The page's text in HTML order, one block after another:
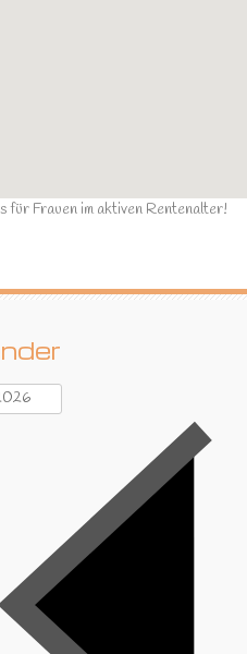
für Frauen im aktiven Rentenalter!